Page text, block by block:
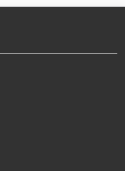
(уточнювати з